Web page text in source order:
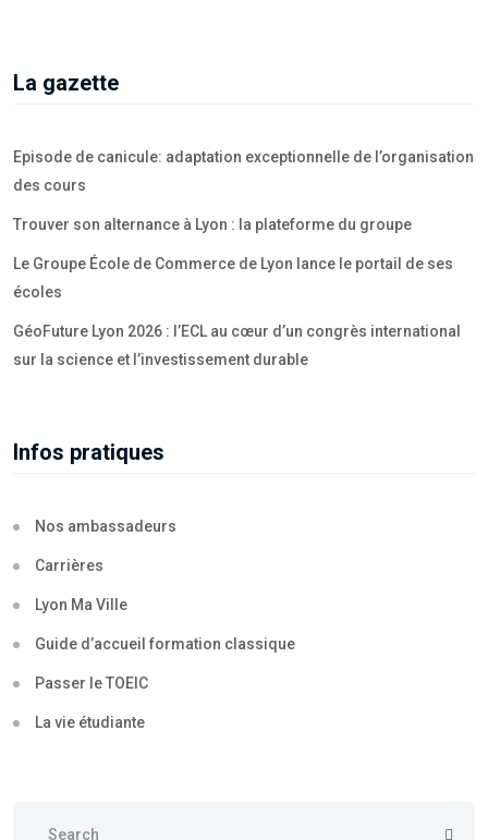
La gazette
Episode de canicule: adaptation exceptionnelle de l’organisation
des cours
Trouver son alternance à Lyon : la plateforme du groupe
Le Groupe École de Commerce de Lyon lance le portail de ses
écoles
GéoFuture Lyon 2026 : l’ECL au cœur d’un congrès international
sur la science et l’investissement durable
Infos pratiques
Nos ambassadeurs
Carrières
Lyon Ma Ville
Guide d’accueil formation classique
Passer le TOEIC
La vie étudiante